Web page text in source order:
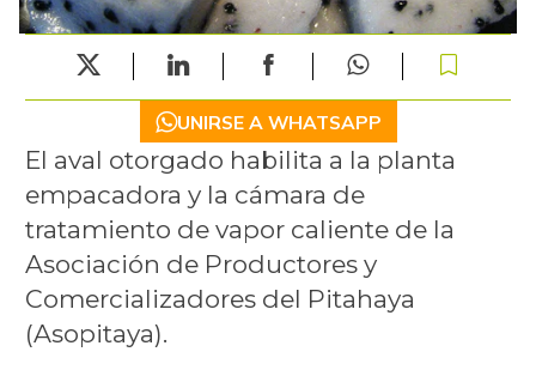
UNIRSE A WHATSAPP
El aval otorgado habilita a la planta
empacadora y la cámara de
tratamiento de vapor caliente de la
Asociación de Productores y
Comercializadores del Pitahaya
(Asopitaya).